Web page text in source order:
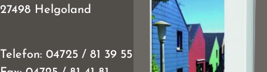
27498 Helgoland
Telefon: 04725 / 81 39 55